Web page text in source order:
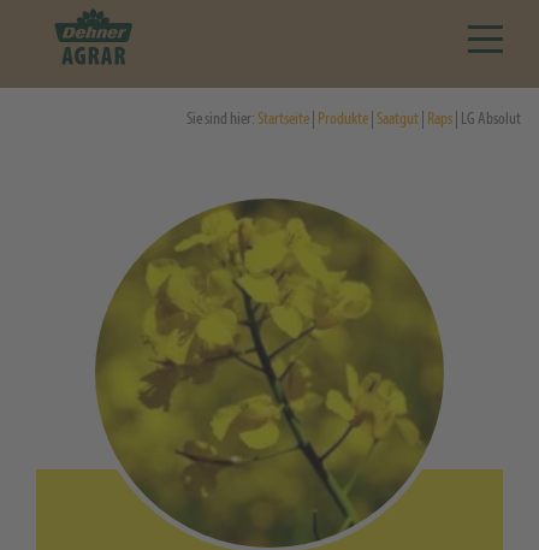
Sie sind hier:Startseite Produkte Saatgut Raps | LG Absolut